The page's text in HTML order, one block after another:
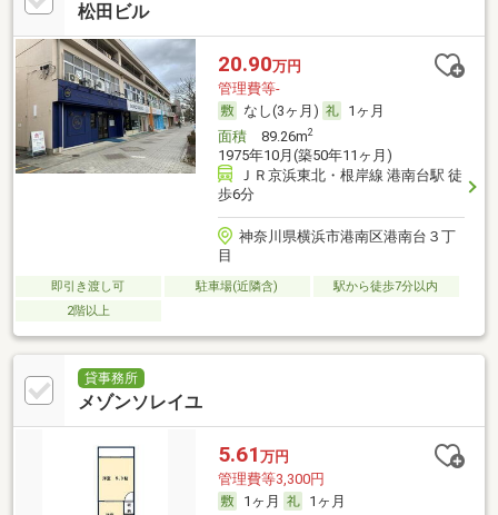
松田ビル
20.90万円
管理費等-
なし(3ヶ月)
1ヶ月
面積89.26m2
1975年10月(築50年11ヶ月)
ＪＲ京浜東北・根岸線 港南台駅 徒
歩6分
神奈川県横浜市港南区港南台３丁
目
即引き渡し可 駐車場(近隣含)
駅から徒歩7分以内
2階以上
貸事務所
メゾンソレイユ
5.61 万円
管理費等3,300円
1ヶ月
1ヶ月